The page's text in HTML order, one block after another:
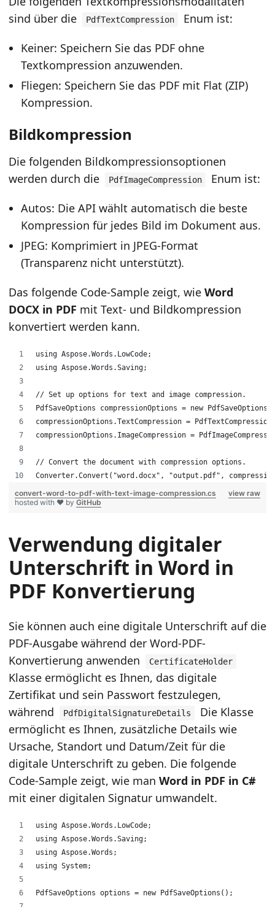
sind über die
PdfTextCompression
Enum ist:
Keiner: Speichern Sie das PDF ohne
Textkompression anzuwenden.
Fliegen: Speichern Sie das PDF mit Flat (ZIP)
Kompression.
Bildkompression
Die folgenden Bildkompressionsoptionen
werden durch die
PdfImageCompression
Enum ist:
Autos: Die API wählt automatisch die beste
Kompression für jedes Bild im Dokument aus.
JPEG: Komprimiert in JPEG-Format
(Transparenz nicht unterstützt).
Das folgende Code-Sample zeigt, wie Word
DOCX in PDF mit Text- und Bildkompression
konvertiert werden kann.
using Aspose.Words.LowCode;
using Aspose.Words.Saving;
// Set up options for text and image compression.
PdfSaveOptions compressionOptions = new
compressionOptions.TextCompression =
compressionOptions.ImageCompression =
// Convert the document with compression options.
Converter.Convert("word.docx", "output.pdf",
view raw
convert-word-to-pdf-with-text-image-compression.cs
hosted with ❤ by GitHub
Verwendung digitaler
Unterschrift in Word in
PDF Konvertierung
Sie können auch eine digitale Unterschrift auf die
PDF-Ausgabe während der Word-PDF-
Konvertierung anwenden
CertificateHolder
Klasse ermöglicht es Ihnen, das digitale
Zertifikat und sein Passwort festzulegen,
während
PdfDigitalSignatureDetails
Die Klasse
ermöglicht es Ihnen, zusätzliche Details wie
Ursache, Standort und Datum/Zeit für die
digitale Unterschrift zu geben. Die folgende
Code-Sample zeigt, wie man Word in PDF in C#
mit einer digitalen Signatur umwandelt.
using Aspose.Words.LowCode;
using Aspose.Words.Saving;
using Aspose.Words;
using System;
PdfSaveOptions options = new PdfSaveOptions();